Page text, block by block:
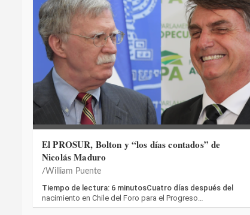
El PROSUR, Bolton y “los días contados” de
Nicolás Maduro
William Puente
Tiempo de lectura: 6 minutosCuatro días después del
nacimiento en Chile del Foro para el Progreso…